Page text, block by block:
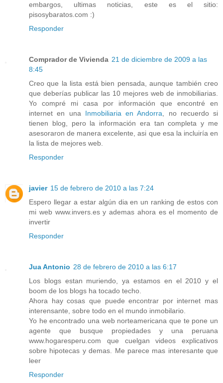
embargos, ultimas noticias, este es el sitio:
pisosybaratos.com :)
Responder
Comprador de Vivienda 21 de diciembre de 2009 a las
8:45
Creo que la lista está bien pensada, aunque también creo
que deberías publicar las 10 mejores web de inmobiliarias.
Yo compré mi casa por información que encontré en
internet en una Inmobiliaria en Andorra, no recuerdo si
tienen blog, pero la información era tan completa y me
asesoraron de manera excelente, asi que esa la incluiría en
la lista de mejores web.
Responder
javier 15 de febrero de 2010 a las 7:24
Espero llegar a estar algún dia en un ranking de estos con
mi web www.invers.es y ademas ahora es el momento de
invertir
Responder
Jua Antonio 28 de febrero de 2010 a las 6:17
Los blogs estan muriendo, ya estamos en el 2010 y el
boom de los blogs ha tocado techo.
Ahora hay cosas que puede encontrar por internet mas
interensante, sobre todo en el mundo inmobilario.
Yo he encontrado una web norteamericana que te pone un
agente que busque propiedades y una peruana
www.hogaresperu.com que cuelgan videos explicativos
sobre hipotecas y demas. Me parece mas interesante que
leer
Responder